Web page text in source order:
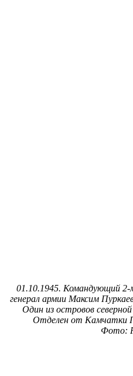
01.10.1945. Командующий
генерал армии Максим
Один из островов
Отделен от Камчатки
Фото: